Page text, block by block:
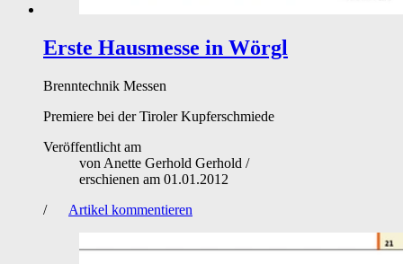
Erste Hausmesse in Wörgl
Brenntechnik Messen
Premiere bei der Tiroler Kupferschmiede
Veröffentlicht am
von Anette Gerhold Gerhold /
erschienen am 01.01.2012
/
Artikel kommentieren